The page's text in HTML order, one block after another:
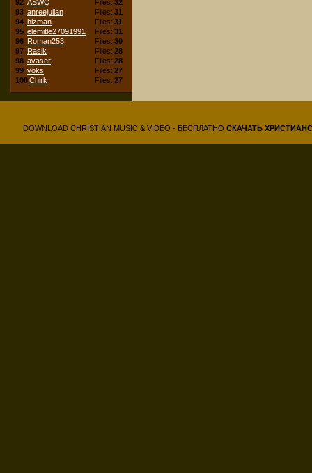
92 ASWQ Files: 32
93 anreejulian Files: 31
94 hizman Files: 31
95 elemitle27091991 Files: 31
96 Roman253 Files: 30
97 Rasik Files: 28
98 avaser Files: 28
99 voks Files: 27
100Chirk Files: 27
DOWNLOAD CHRISTIAN MUSIC & VIDEO - БЕСПЛАТНО СКАЧАТЬ